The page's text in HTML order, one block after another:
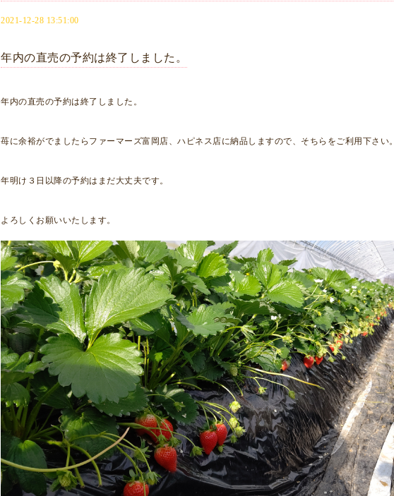
2021-12-28 13:51:00
年内の直売の予約は終了しました。
年内の直売の予約は終了しました。
苺に余裕がでましたらファーマーズ富岡店、ハピネス店に納品しますので、そちらをご利用下さい。
年明け３日以降の予約はまだ大丈夫です。
よろしくお願いいたします。